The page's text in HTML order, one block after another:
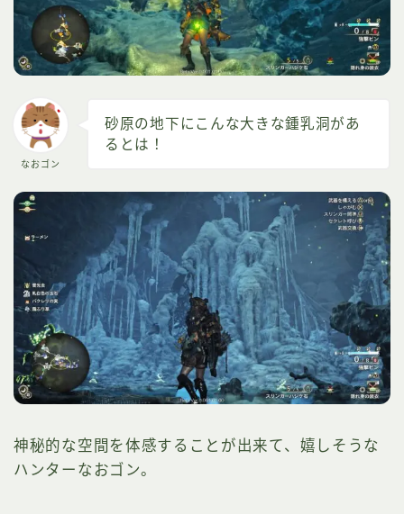
なおゴン
砂原の地下にこんな大きな鍾乳洞があ
るとは！
神秘的な空間を体感することが出来て、嬉しそうな
ハンターなおゴン。